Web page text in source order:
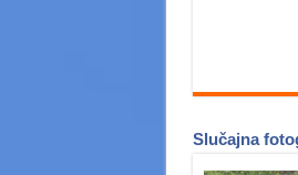
Slučajna